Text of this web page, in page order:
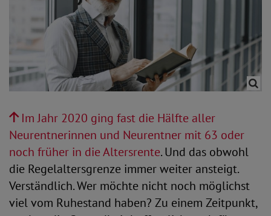
Im Jahr 2020 ging fast die Hälfte aller
Neurentnerinnen und Neurentner mit 63 oder
noch früher in die Altersrente. Und das obwohl
die Regelaltersgrenze immer weiter ansteigt.
Verständlich. Wer möchte nicht noch möglichst
viel vom Ruhestand haben? Zu einem Zeitpunkt,